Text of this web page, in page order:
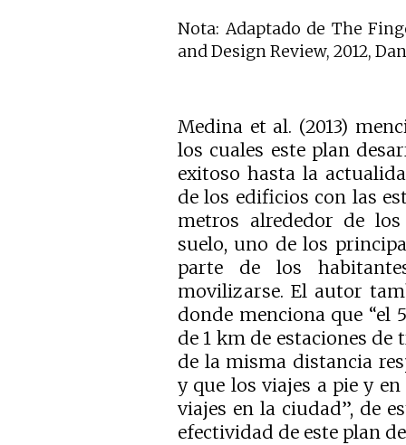
Nota: Adaptado de The
and Design Review, 2012,
Medina et al. (2013)
los cuales este plan
exitoso hasta la
de los edificios con las
metros alrededor de
suelo, uno de los
parte de los
movilizarse. El autor
donde menciona que “el
de 1 km de estaciones de
de la misma distancia
y que los viajes a pie y
viajes en la ciudad”, de
efectividad de este plan